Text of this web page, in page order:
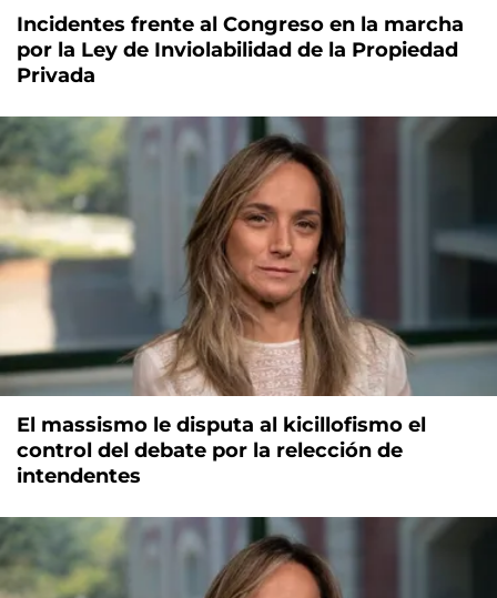
Incidentes frente al Congreso en la marcha
por la Ley de Inviolabilidad de la Propiedad
Privada
El massismo le disputa al kicillofismo el
control del debate por la relección de
intendentes